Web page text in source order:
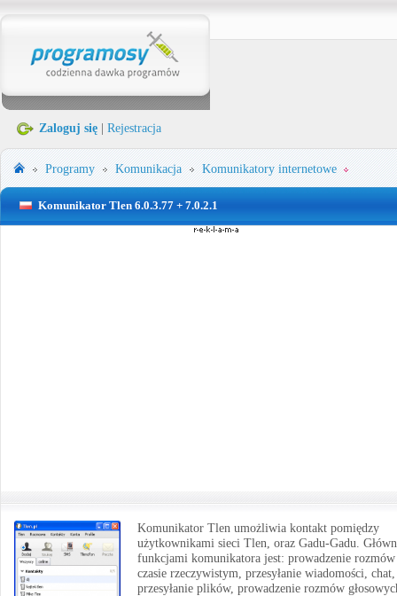
Zaloguj się Rejestracja
Programy Komunikacja Komunikatory internetowe
Komunikator Tlen 6.0.3.77 + 7.0.2.1
Komunikator Tlen umożliwia kontakt pomiędzy
użytkownikami sieci Tlen, oraz Gadu-Gadu.
funkcjami komunikatora jest: prowadzenie
czasie rzeczywistym, przesyłanie wiadomości, chat,
przesyłanie plików, prowadzenie rozmów